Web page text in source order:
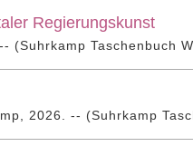
Regierungskunst
Taschenbuch
2026. -- (Suhrkamp